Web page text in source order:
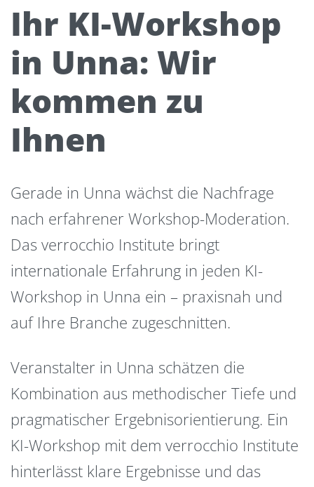
Ihr KI-Workshop
in Unna: Wir
kommen zu
Ihnen
Gerade in Unna wächst die Nachfrage
nach erfahrener Workshop-Moderation.
Das verrocchio Institute bringt
internationale Erfahrung in jeden KI-
Workshop in Unna ein – praxisnah und
auf Ihre Branche zugeschnitten.
Veranstalter in Unna schätzen die
Kombination aus methodischer Tiefe und
pragmatischer Ergebnisorientierung. Ein
KI-Workshop mit dem verrocchio Institute
hinterlässt klare Ergebnisse und das